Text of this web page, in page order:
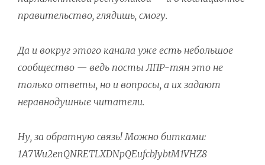
правительство, глядишь, смогу.
Да и вокруг этого канала уже есть небольшое
сообщество — ведь посты ЛПР-тян это не
только ответы, но и вопросы, а их задают
неравнодушные читатели.
Ну, за обратную связь! Можно битками:
1A7Wu2enQNRETLXDNpQEufcbJybtM1VHZ8